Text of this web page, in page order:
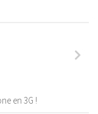
en 3G !